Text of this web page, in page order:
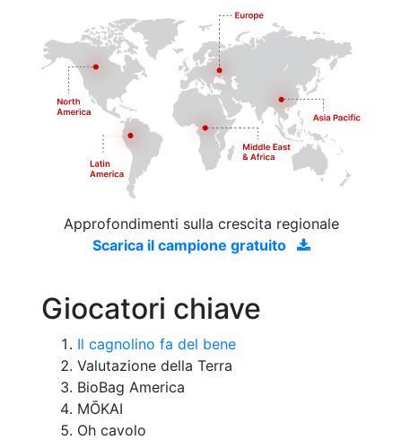
Approfondimenti sulla crescita regionale
Scarica il campione gratuito
Giocatori chiave
Il cagnolino fa del bene
Valutazione della Terra
BioBag America
MŌKAI
Oh cavolo